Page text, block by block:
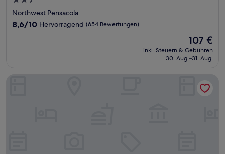
Sterne-
Unterkunft
Northwest Pensacola
8.6
8,6/10 Hervorragend (654 Bewertungen)
Der
Preis
beträgt
107 €
inkl. Steuern & Gebühren
30. Aug.–31. Aug.
Motel 6 Pensacola, FL - Airport West